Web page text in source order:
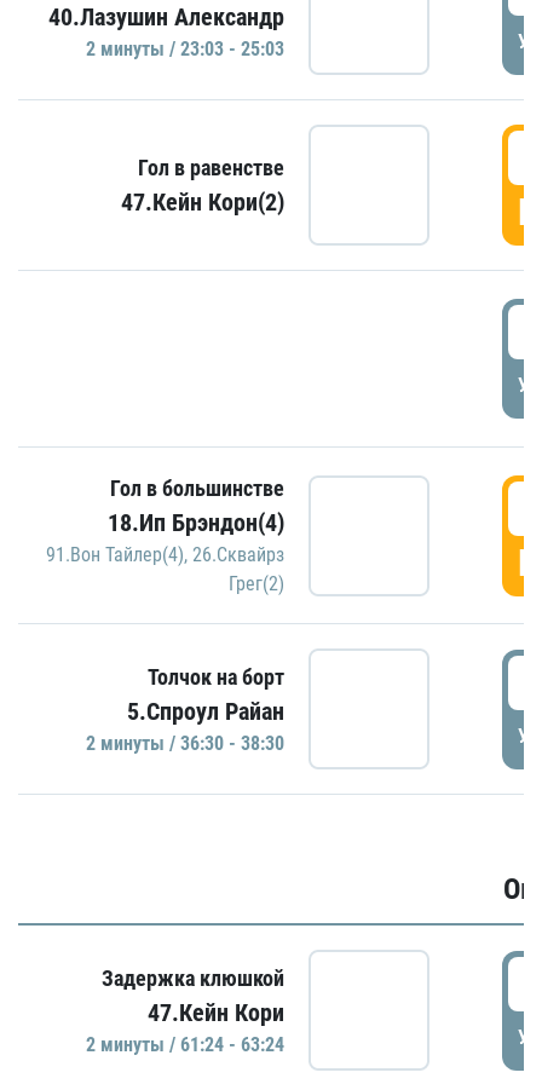
40.Лазушин Александр
2 минуты / 23:03 - 25:03
Гол в равенстве
47.Кейн Кори(2)
Гол в большинстве
18.Ип Брэндон(4)
91.Вон Тайлер(4), 26.Сквайрз
Грег(2)
Толчок на борт
5.Спроул Райан
2 минуты / 36:30 - 38:30
Задержка клюшкой
47.Кейн Кори
2 минуты / 61:24 - 63:24